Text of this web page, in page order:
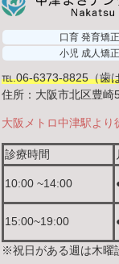
口育 発育矯正
小児 成人矯正
℡.06-6373-8825（歯
住所：大阪市北区豊崎
大阪メトロ中津駅より
診療時間
10:00 ~14:00
15:00~19:00
※祝日がある週は木曜